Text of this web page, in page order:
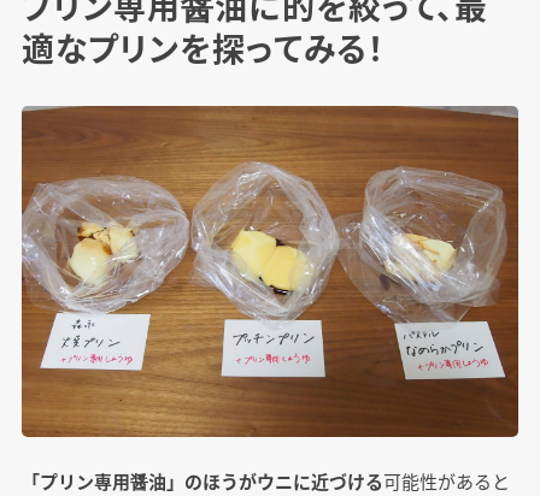
適なプリンを探ってみる！
「プリン専用醤油」のほうがウニに近づける可能性があると